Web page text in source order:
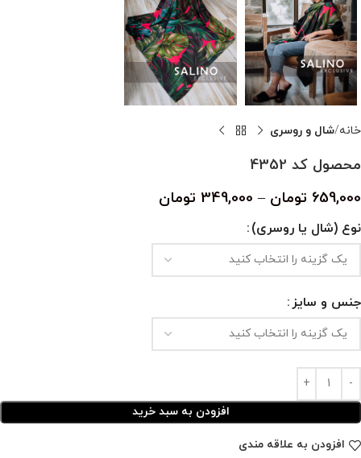
خانه شال و روسری
محصول کد 4352
659,000 تومان –
349,000 تومان
نوع (شال یا روسری)
جنس و سایز
افزودن به سبد خرید
افزودن به علاقه مندی